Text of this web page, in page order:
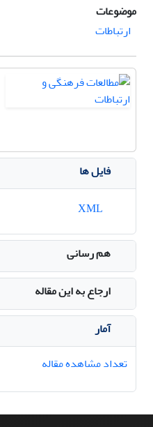
موضوعات
ارتباطات
فایل ها
هم رسانی
ارجاع به این مقاله
آمار
تعداد مشاهده مقاله